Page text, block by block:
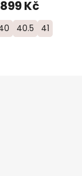
Kč
40.5 41